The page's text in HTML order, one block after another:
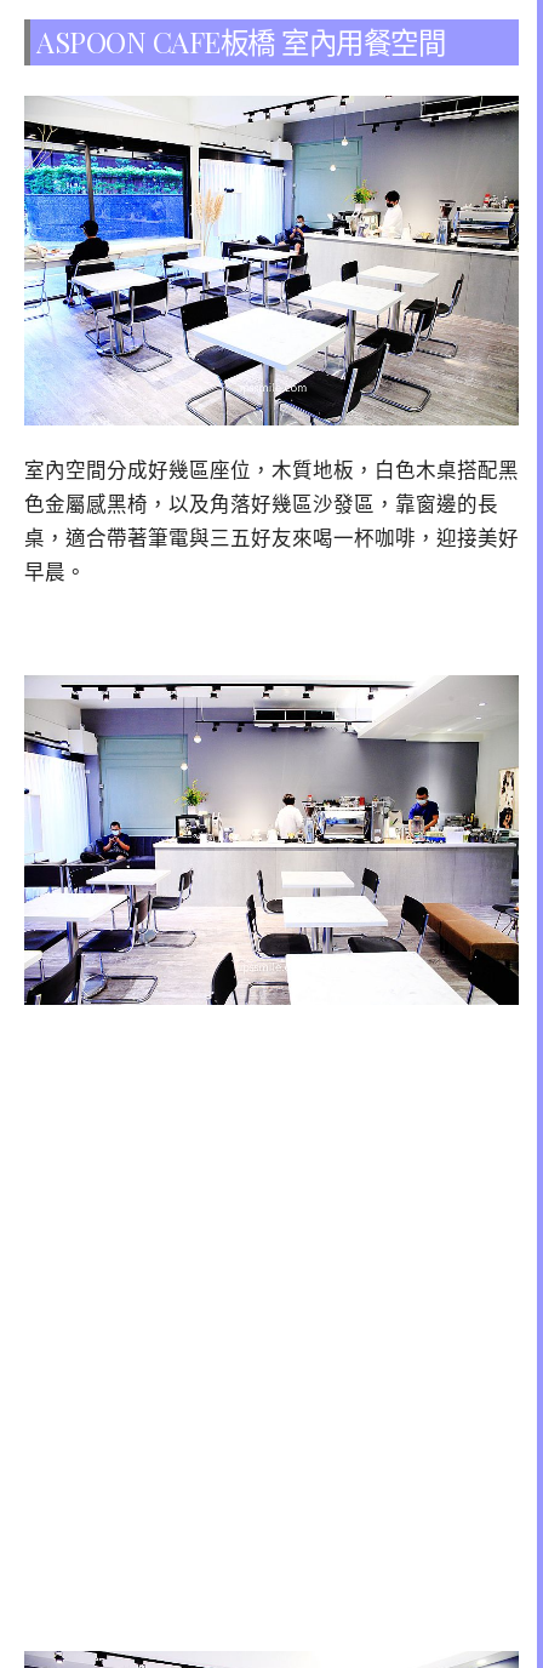
ASPOON CAFE板橋 室內用餐空間
室內空間分成好幾區座位，木質地板，白色木桌搭配黑
色金屬感黑椅，以及角落好幾區沙發區，靠窗邊的長
桌，適合帶著筆電與三五好友來喝一杯咖啡，迎接美好
早晨。